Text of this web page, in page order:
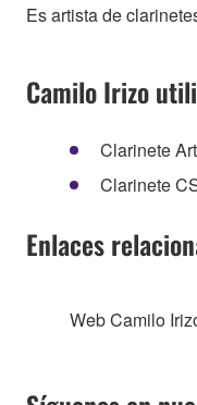
Es artista de
Camilo Irizo
Clarinete
Clarinete
Enlaces
Web Camilo